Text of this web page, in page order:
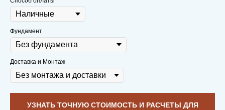
Фундамент
Доставка и Монтаж
УЗНАТЬ ТОЧНУЮ СТОИМОСТЬ И РАСЧЕТЫ ДЛЯ